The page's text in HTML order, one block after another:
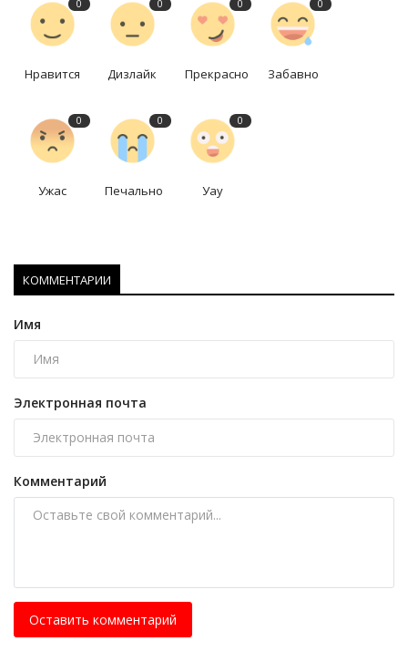
0
Нравится
0
Дизлайк
0
Прекрасно
0
Забавно
0
Ужас
0
Печально
0
Уау
КОММЕНТАРИИ
Имя
Электронная почта
Комментарий
Оставить комментарий